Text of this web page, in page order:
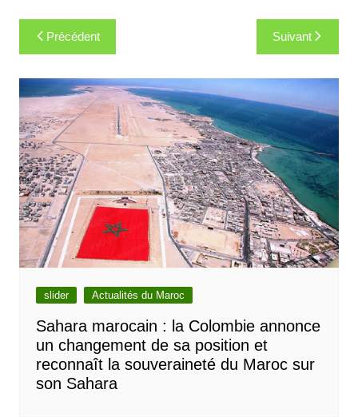
Navigation
de
l’article
Précédent Suivant
slider Actualités du Maroc
Sahara marocain : la Colombie annonce
un changement de sa position et
reconnaît la souveraineté du Maroc sur
son Sahara